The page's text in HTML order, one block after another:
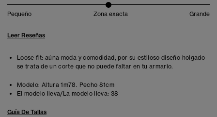
Pequeño Zona exacta Grande
Leer Reseñas
Loose fit: aúna moda y comodidad, por su estiloso diseño holgado
se trata de un corte que no puede faltar en tu armario.
Modelo: Altura 1m78. Pecho 81cm
El modelo lleva/La modelo lleva: 38
Guía De Tallas